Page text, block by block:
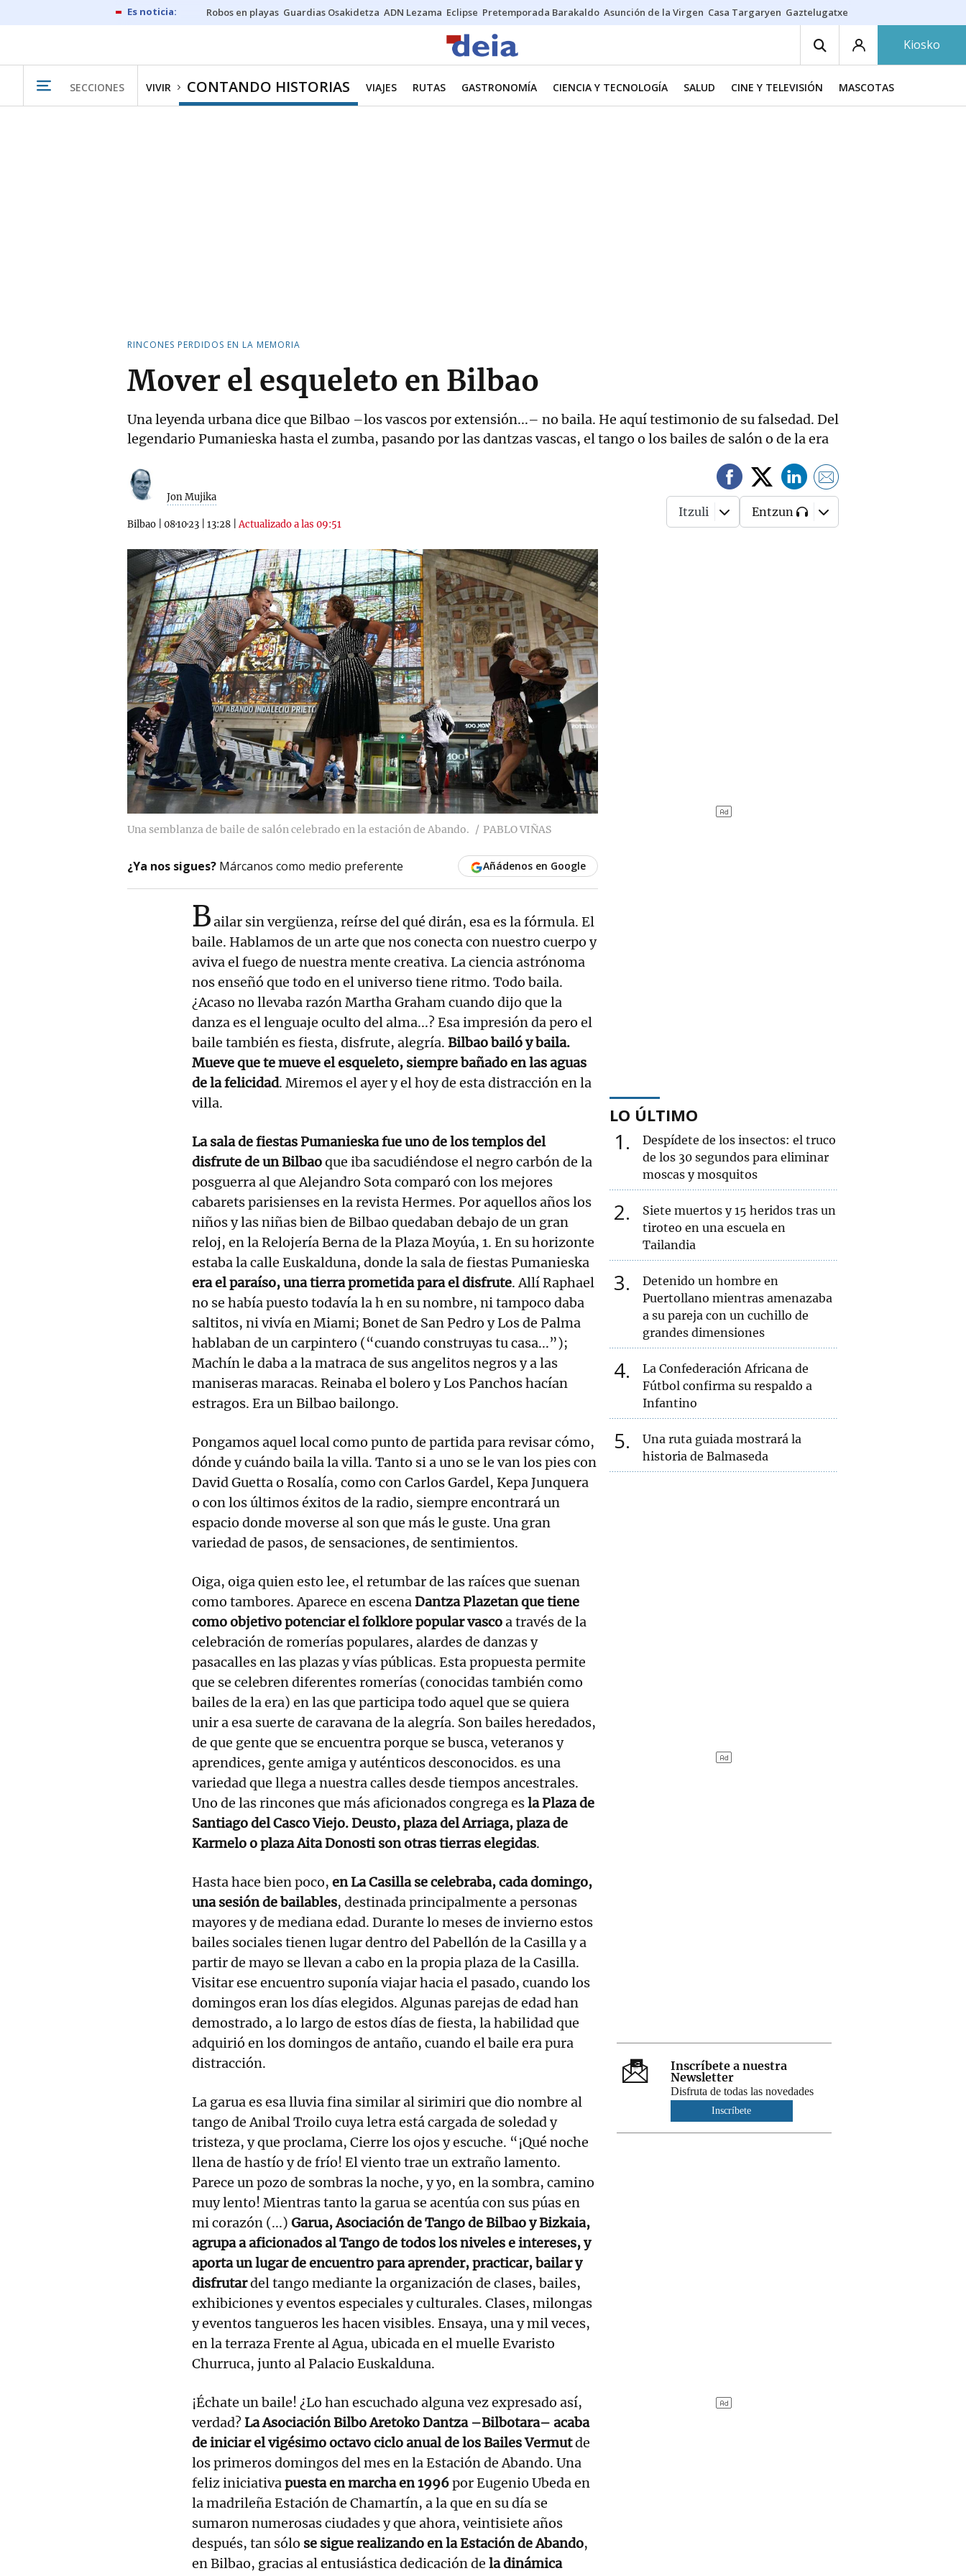
Robos en playas Guardias Osakidetza ADN Lezama Eclipse Pretemporada Barakaldo Asunción de la Virgen Casa Targaryen Gaztelugatxe
Kiosko
SECCIONES VIVIR CONTANDO HISTORIAS VIAJES RUTAS GASTRONOMÍA CIENCIA Y TECNOLOGÍA SALUD CINE Y TELEVISIÓN MASCOTAS
RINCONES PERDIDOS EN LA MEMORIA
Mover el esqueleto en Bilbao
Una leyenda urbana dice que Bilbao –los vascos por extensión...– no baila. He aquí testimonio de su falsedad. Del
legendario Pumanieska hasta el zumba, pasando por las dantzas vascas, el tango o los bailes de salón o de la era
Jon Mujika
Bilbao 08·10·23 13:28 |Actualizado a las 09:51
Itzuli Entzun
Una semblanza de baile de salón celebrado en la estación de Abando. PABLO VIÑAS
¿Ya nos sigues? Márcanos como medio preferente Añádenos en Google
Bailar sin vergüenza, reírse del qué dirán, esa es la fórmula. El
baile. Hablamos de un arte que nos conecta con nuestro cuerpo y
aviva el fuego de nuestra mente creativa. La ciencia astrónoma
nos enseñó que todo en el universo tiene ritmo. Todo baila.
¿Acaso no llevaba razón Martha Graham cuando dijo que la
danza es el lenguaje oculto del alma...? Esa impresión da pero el
baile también es fiesta, disfrute, alegría. Bilbao bailó y baila.
Mueve que te mueve el esqueleto, siempre bañado en las aguas
de la felicidad. Miremos el ayer y el hoy de esta distracción en la
villa.
La sala de fiestas Pumanieska fue uno de los templos del
disfrute de un Bilbaoque iba sacudiéndose el negro carbón de la
posguerra al que Alejandro Sota comparó con los mejores
cabarets parisienses en la revista Hermes. Por aquellos años los
niños y las niñas bien de Bilbao quedaban debajo de un gran
reloj, en la Relojería Berna de la Plaza Moyúa, 1. En su horizonte
estaba la calle Euskalduna, donde la sala de fiestas Pumanieska
era el paraíso, una tierra prometida para el disfrute. Allí Raphael
no se había puesto todavía la h en su nombre, ni tampoco daba
saltitos, ni vivía en Miami; Bonet de San Pedro y Los de Palma
hablaban de un carpintero (“cuando construyas tu casa...”);
Machín le daba a la matraca de sus angelitos negros y a las
maniseras maracas. Reinaba el bolero y Los Panchos hacían
estragos. Era un Bilbao bailongo.
Pongamos aquel local como punto de partida para revisar cómo,
dónde y cuándo baila la villa. Tanto si a uno se le van los pies con
David Guetta o Rosalía, como con Carlos Gardel, Kepa Junquera
o con los últimos éxitos de la radio, siempre encontrará un
espacio donde moverse al son que más le guste. Una gran
variedad de pasos, de sensaciones, de sentimientos.
Oiga, oiga quien esto lee, el retumbar de las raíces que suenan
como tambores. Aparece en escenaDantza Plazetan que tiene
como objetivo potenciar el folklore popular vascoa través de la
celebración de romerías populares, alardes de danzas y
pasacalles en las plazas y vías públicas. Esta propuesta permite
que se celebren diferentes romerías (conocidas también como
bailes de la era) en las que participa todo aquel que se quiera
unir a esa suerte de caravana de la alegría. Son bailes heredados,
de que gente que se encuentra porque se busca, veteranos y
aprendices, gente amiga y auténticos desconocidos. es una
variedad que llega a nuestra calles desde tiempos ancestrales.
Uno de las rincones que más aficionados congrega esla Plaza de
Santiago del Casco Viejo. Deusto, plaza del Arriaga, plaza de
Karmelo o plaza Aita Donosti son otras tierras elegidas.
Hasta hace bien poco, en La Casilla se celebraba, cada domingo,
una sesión de bailables, destinada principalmente a personas
mayores y de mediana edad. Durante lo meses de invierno estos
bailes sociales tienen lugar dentro del Pabellón de la Casilla y a
partir de mayo se llevan a cabo en la propia plaza de la Casilla.
Visitar ese encuentro suponía viajar hacia el pasado, cuando los
domingos eran los días elegidos. Algunas parejas de edad han
demostrado, a lo largo de estos días de fiesta, la habilidad que
adquirió en los domingos de antaño, cuando el baile era pura
distracción.
La garua es esa lluvia fina similar al sirimiri que dio nombre al
tango de Anibal Troilo cuya letra está cargada de soledad y
tristeza, y que proclama, Cierre los ojos y escuche. “¡Qué noche
llena de hastío y de frío! El viento trae un extraño lamento.
Parece un pozo de sombras la noche, y yo, en la sombra, camino
muy lento! Mientras tanto la garua se acentúa con sus púas en
mi corazón (...) Garua, Asociación de Tango de Bilbao y Bizkaia,
agrupa a aficionados al Tango de todos los niveles e intereses, y
aporta un lugar de encuentro para aprender, practicar, bailar y
disfrutardel tango mediante la organización de clases, bailes,
exhibiciones y eventos especiales y culturales. Clases, milongas
y eventos tangueros les hacen visibles. Ensaya, una y mil veces,
en la terraza Frente al Agua, ubicada en el muelle Evaristo
Churruca, junto al Palacio Euskalduna.
¡Échate un baile! ¿Lo han escuchado alguna vez expresado así,
verdad?La Asociación Bilbo Aretoko Dantza –Bilbotara– acaba
de iniciar el vigésimo octavo ciclo anual de los Bailes Vermutde
los primeros domingos del mes en la Estación de Abando. Una
feliz iniciativapuesta en marcha en 1996por Eugenio Ubeda en
la madrileña Estación de Chamartín, a la que en su día se
sumaron numerosas ciudades y que ahora, veintisiete años
después, tan sólo se sigue realizando en la Estación de Abando,
en Bilbao, gracias al entusiástica dedicación de la dinámica
LO ÚLTIMO
1
Despídete de los insectos: el truco
de los 30 segundos para eliminar
moscas y mosquitos
2
Siete muertos y 15 heridos tras un
tiroteo en una escuela en
Tailandia
3
Detenido un hombre en
Puertollano mientras amenazaba
a su pareja con un cuchillo de
grandes dimensiones
4
La Confederación Africana de
Fútbol confirma su respaldo a
Infantino
5
Una ruta guiada mostrará la
historia de Balmaseda
Inscríbete a nuestra
Newsletter
Disfruta de todas las novedades
Inscríbete